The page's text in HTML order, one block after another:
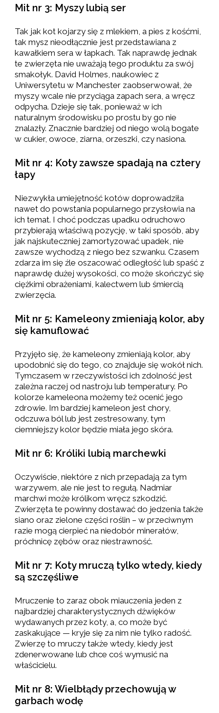
Mit nr 3: Myszy lubią ser
Tak jak kot kojarzy się z mlekiem, a pies z kośćmi,
tak mysz nieodłącznie jest przedstawiana z
kawałkiem sera w łapkach. Tak naprawdę jednak
te zwierzęta nie uważają tego produktu za swój
smakołyk. David Holmes, naukowiec z
Uniwersytetu w Manchester zaobserwował, że
myszy wcale nie przyciąga zapach sera, a wręcz
odpycha. Dzieje się tak, ponieważ w ich
naturalnym środowisku po prostu by go nie
znalazły. Znacznie bardziej od niego wolą bogate
w cukier, owoce, ziarna, orzeszki, czy nasiona.
Mit nr 4: Koty zawsze spadają na cztery
łapy
Niezwykła umiejętność kotów doprowadziła
nawet do powstania popularnego przysłowia na
ich temat. I choć podczas upadku odruchowo
przybierają właściwą pozycję, w taki sposób, aby
jak najskuteczniej zamortyzować upadek, nie
zawsze wychodzą z niego bez szwanku. Czasem
zdarza im się źle oszacować odległość lub spaść z
naprawdę dużej wysokości, co może skończyć się
ciężkimi obrażeniami, kalectwem lub śmiercią
zwierzęcia.
Mit nr 5: Kameleony zmieniają kolor, aby
się kamuflować
Przyjęło się, że kameleony zmieniają kolor, aby
upodobnić się do tego, co znajduje się wokół nich.
Tymczasem w rzeczywistości ich zdolność jest
zależna raczej od nastroju lub temperatury. Po
kolorze kameleona możemy też ocenić jego
zdrowie. Im bardziej kameleon jest chory,
odczuwa ból lub jest zestresowany, tym
ciemniejszy kolor będzie miała jego skóra.
Mit nr 6: Króliki lubią marchewki
Oczywiście, niektóre z nich przepadają za tym
warzywem, ale nie jest to regułą. Nadmiar
marchwi może królikom wręcz szkodzić.
Zwierzęta te powinny dostawać do jedzenia także
siano oraz zielone części roślin – w przeciwnym
razie mogą cierpieć na niedobór minerałów,
próchnicę zębów oraz niestrawność.
Mit nr 7: Koty mruczą tylko wtedy, kiedy
są szczęśliwe
Mruczenie to zaraz obok miauczenia jeden z
najbardziej charakterystycznych dźwięków
wydawanych przez koty, a, co może być
zaskakujące — kryje się za nim nie tylko radość.
Zwierzę to mruczy także wtedy, kiedy jest
zdenerwowane lub chce coś wymusić na
właścicielu.
Mit nr 8: Wielbłądy przechowują w
garbach wodę